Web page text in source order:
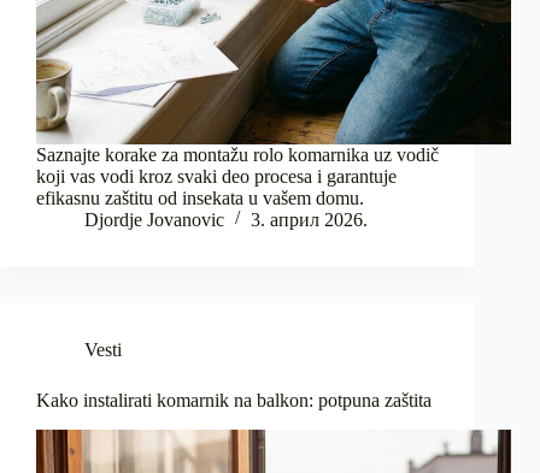
Saznajte korake za montažu rolo komarnika uz vodič
koji vas vodi kroz svaki deo procesa i garantuje
efikasnu zaštitu od insekata u vašem domu.
Djordje Jovanovic
3. април 2026.
Vesti
Kako instalirati komarnik na balkon: potpuna zaštita